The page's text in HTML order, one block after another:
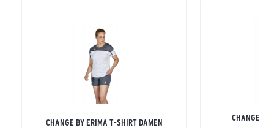
CHANGE BY ERIMA T-SHIRT DAMEN
CHANGE BY